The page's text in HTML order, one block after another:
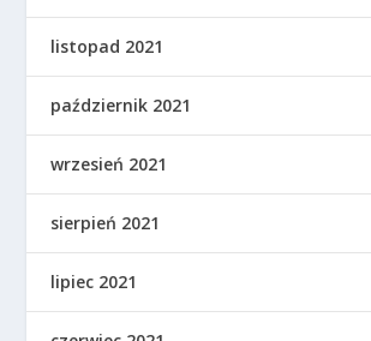
listopad 2021
październik 2021
wrzesień 2021
sierpień 2021
lipiec 2021